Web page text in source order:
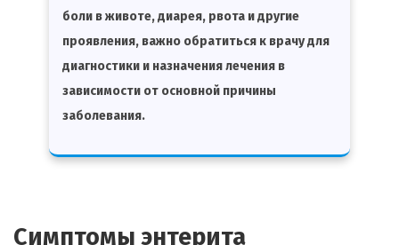
боли в животе, диарея, рвота и другие
проявления, важно обратиться к врачу для
диагностики и назначения лечения в
зависимости от основной причины
заболевания.
Симптомы энтерита